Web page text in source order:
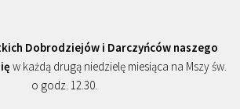
Dobrodziejów i Darczyńców naszego
w każdą drugą niedzielę miesiąca na Mszy św.
o godz. 12.30.